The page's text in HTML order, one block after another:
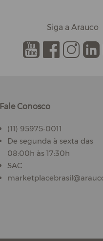
Siga a Arauco
. . . .
Fale Conosco
(11) 95975-0011
De segunda à sexta das
08:00h às 17:30h
SAC